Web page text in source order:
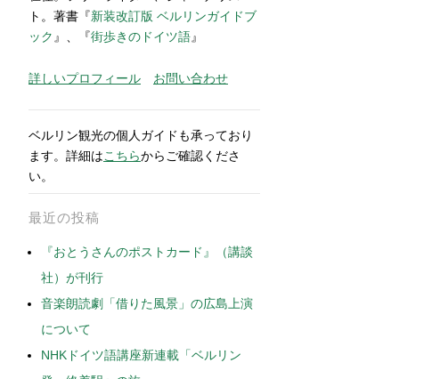
ト。著書『新装改訂版 ベルリンガイドブ
ック 』、『街歩きのドイツ語』
詳しいプロフィール お問い合わせ
ベルリン観光の個人ガイドも承っており
ます。詳細はこちらからご確認くださ
い。
最近の投稿
『おとうさんのポストカード』（講談
社）が刊行
音楽朗読劇「借りた風景」の広島上演
について
NHKドイツ語講座新連載「ベルリン